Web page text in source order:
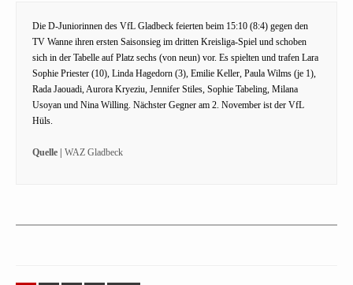
Die D-Juniorinnen des VfL Gladbeck feierten beim 15:10 (8:4) gegen den
TV Wanne ihren ersten Saisonsieg im dritten Kreisliga-Spiel und schoben
sich in der Tabelle auf Platz sechs (von neun) vor. Es spielten und trafen Lara
Sophie Priester (10), Linda Hagedorn (3), Emilie Keller, Paula Wilms (je 1),
Rada Jaouadi, Aurora Kryeziu, Jennifer Stiles, Sophie Tabeling, Milana
Usoyan und Nina Willing. Nächster Gegner am 2. November ist der VfL
Hüls.
Quelle | WAZ Gladbeck